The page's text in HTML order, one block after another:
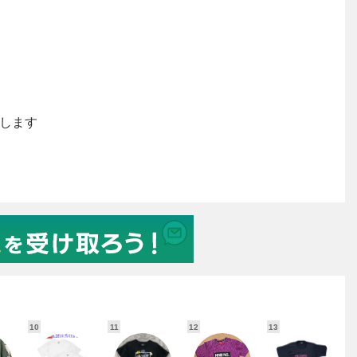
10 11 12 13